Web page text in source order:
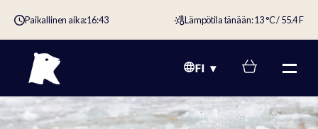
Paikallinen aika:16:43 Lämpötila tänään: 13 °C / 55.4 F
FI